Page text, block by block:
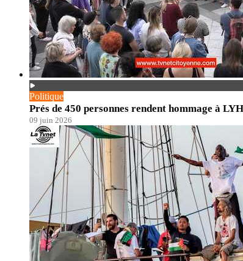
Politique
Prés de 450 personnes rendent hommage à
09 juin 2026